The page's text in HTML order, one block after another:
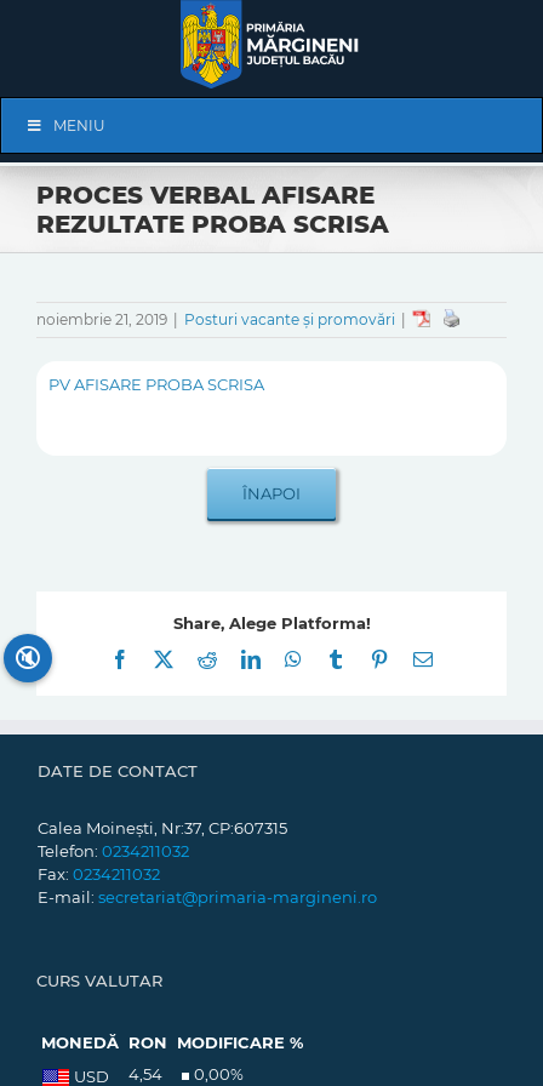
Navigation
MENIU
PROCES VERBAL AFISARE
REZULTATE PROBA SCRISA
noiembrie 21, 2019 Posturi vacante și promovări
PV AFISARE PROBA SCRISA
Share, Alege Platforma!
Facebook
RedditLinkedInWhatsApp
Tumblr Pinterest
E-
DATE DE CONTACT
Calea Moinești, Nr:37, CP:607315
Telefon: 0234211032
Fax: 0234211032
E-mail: secretariat@primaria-margineni.ro
CURS VALUTAR
MONEDĂ RON
MODIFICARE %
USD
4,54 0,00%
🔇